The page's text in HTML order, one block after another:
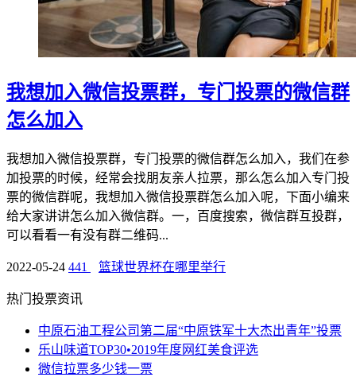
我想加入微信投票群，专门投票的微信群
怎么加入
我想加入微信投票群，专门投票的微信群怎么加入，我们在参
加投票的时候，经常会找朋友亲人拉票，那么怎么加入专门投
票的微信群呢，我想加入微信投票群怎么加入呢，下面小编来
给大家讲讲怎么加入微信群。一，百度搜索，微信群互投群，
可以看看一有没有群二维码...
2022-05-24 441 篮球世界杯在哪里举行
热门投票资讯
中原石油工程公司第二届“中原铁军十大杰出青年”投票
乐山味道TOP30•2019年度网红美食评选
微信拉票多少钱一票